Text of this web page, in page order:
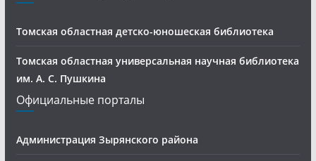
Томская областная детско-юношеская библиотека
Томская областная универсальная научная библиотека
им. А. С. Пушкина
Официальные порталы
Администрация Зырянского района